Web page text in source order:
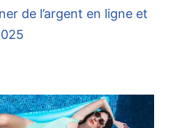
de l’argent en ligne et